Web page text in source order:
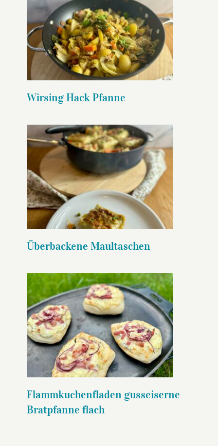
Wirsing Hack Pfanne
Wirsing Hack Pfanne
Überbackene Maultaschen
Überbackene Maultaschen
Flammkuchenfladen
gusseiserne Bratpfanne flach
Flammkuchenfladen gusseiserne
Bratpfanne flach